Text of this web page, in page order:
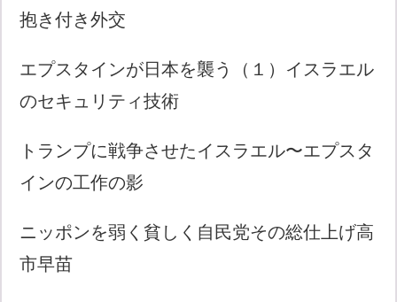
抱き付き外交
エプスタインが日本を襲う（１）イスラエル
のセキュリティ技術
トランプに戦争させたイスラエル〜エプスタ
インの工作の影
ニッポンを弱く貧しく自民党その総仕上げ高
市早苗